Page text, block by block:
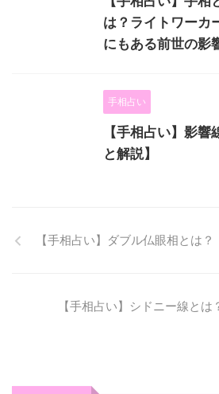
は？ライトワーカ
にもある前世の影
手相占い
【手相占い】影
と解説】
【手相占い】ダブル仏眼相とは？
【手相占い】シドニー線とは